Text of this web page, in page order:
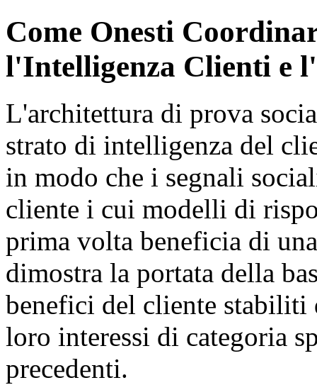
Come Onesti
l'Intelligenza Clienti e
L'architettura di prova
strato di intelligenza del
in modo che i segnali
cliente i cui modelli di
prima volta beneficia di
dimostra la portata della
benefici del cliente stabiliti
loro interessi di categoria
precedenti.